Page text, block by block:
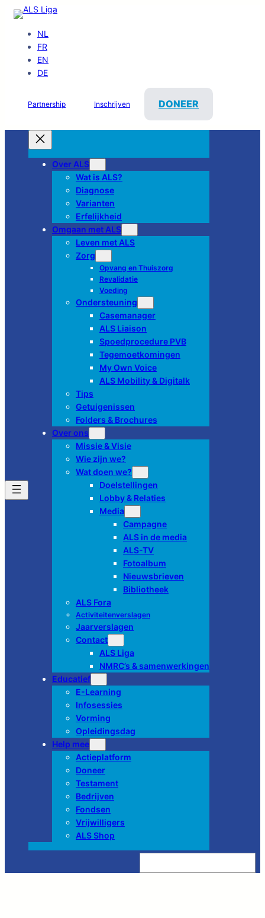
NL
FR
EN
DE
Partnership Inschrijven DONEER
Over ALS
Wat is ALS?
Diagnose
Varianten
Erfelijkheid
Omgaan met ALS
Leven met ALS
Zorg
Opvang en Thuiszorg
Revalidatie
Voeding
Ondersteuning
Casemanager
ALS Liaison
Spoedprocedure PVB
Tegemoetkomingen
My Own Voice
ALS Mobility & Digitalk
Tips
Getuigenissen
Folders & Brochures
Over ons
Missie & Visie
Wie zijn we?
Wat doen we?
Doelstellingen
Lobby & Relaties
Media
Campagne
ALS in de media
ALS-TV
Fotoalbum
Nieuwsbrieven
Bibliotheek
ALS Fora
Activiteitenverslagen
Jaarverslagen
Contact
ALS Liga
NMRC’s & samenwerkingen
Educatief
E-Learning
Infosessies
Vorming
Opleidingsdag
Help mee
Actieplatform
Doneer
Testament
Bedrijven
Fondsen
Vrijwilligers
ALS Shop
Z
e